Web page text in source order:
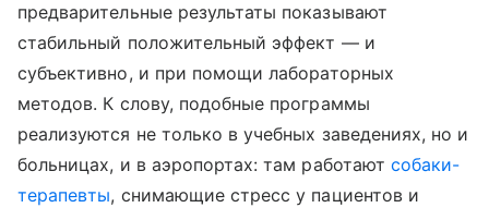
предварительные результаты показывают
стабильный положительный эффект — и
субъективно, и при помощи лабораторных
методов. К слову, подобные программы
реализуются не только в учебных заведениях, но и
больницах, и в аэропортах: там работают собаки-
терапевты, снимающие стресс у пациентов и